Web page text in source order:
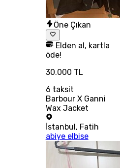
Öne Çıkan
Elden al, kartla
öde!
30.000 TL
6 taksit
Barbour X Ganni
Wax Jacket
İstanbul, Fatih
abiye elbise